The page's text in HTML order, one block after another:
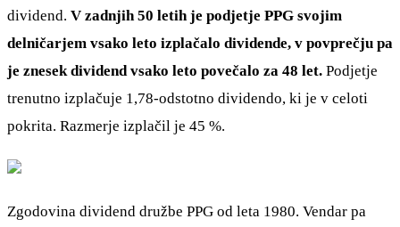
dividend. V zadnjih 50 letih je podjetje PPG svojim
delničarjem vsako leto izplačalo dividende, v povprečju pa
je znesek dividend vsako leto povečalo za 48 let. Podjetje
trenutno izplačuje 1,78-odstotno dividendo, ki je v celoti
pokrita. Razmerje izplačil je 45 %.
Zgodovina dividend družbe PPG od leta 1980. Vendar pa